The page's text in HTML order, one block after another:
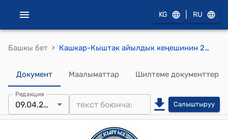
KG RU
Башкы бет › Кашкар-Кыштак айылдык кеңешинин 2013-жылдын 9-апрелиндеги № 3 "Кашкар-Кыштак айылдык аймагынын айыл өкмөтүнүн Жайыт комитетинин 2013-жыл үчүн бюджетин бекитүү жөнүндө" токтому
Документ Маалыматтар Шилтеме документтер
Редакция
09.04.2013 Салыштыруу